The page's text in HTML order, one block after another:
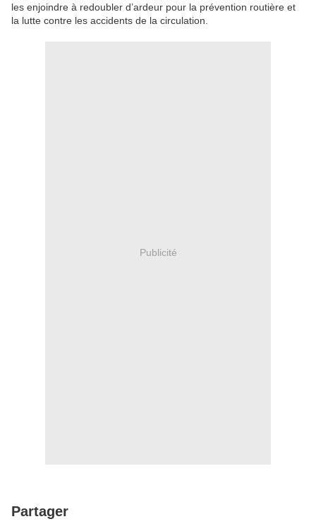
les enjoindre à redoubler d’ardeur pour la prévention routière et
la lutte contre les accidents de la circulation.
Publicité
Partager